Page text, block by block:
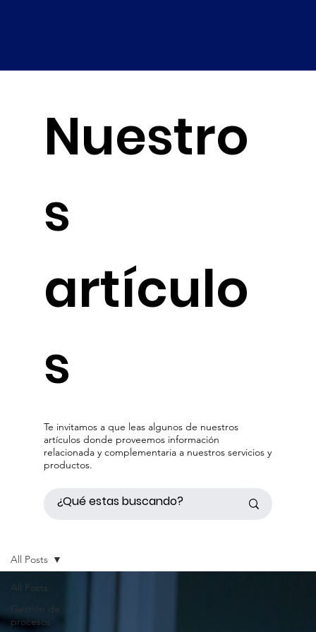
Te invitamos a que leas algunos de nuestros
artículos donde proveemos información
relacionada y complementaria a nuestros servicios y
productos.
Nuestro
s
artículo
s
All Posts
Gestión de
procesos
All Posts